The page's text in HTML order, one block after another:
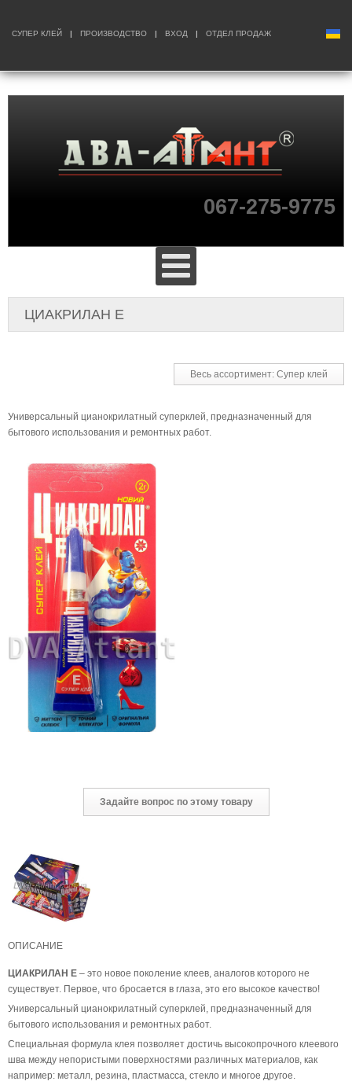
СУПЕР КЛЕЙ | ПРОИЗВОДСТВО | ВХОД | ОТДЕЛ ПРОДАЖ
067-275-9775
ЦИАКРИЛАН Е
Весь ассортимент: Супер клей
Универсальный цианокрилатный суперклей, предназначенный для
бытового использования и ремонтных работ.
Задайте вопрос по этому товару
ОПИСАНИЕ
ЦИАКРИЛАН Е – это новое поколение клеев, аналогов которого не
существует. Первое, что бросается в глаза, это его высокое качество!
Универсальный цианокрилатный суперклей, предназначенный для
бытового использования и ремонтных работ.
Специальная формула клея позволяет достичь высокопрочного клеевого
шва между непористыми поверхностями различных материалов, как
например: металл, резина, пластмасса, стекло и многое другое.